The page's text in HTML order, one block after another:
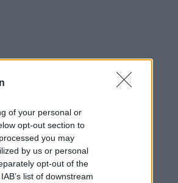
of your personal or
opt-out section to
you may
by us or personal
opt-out of the
list of downstream